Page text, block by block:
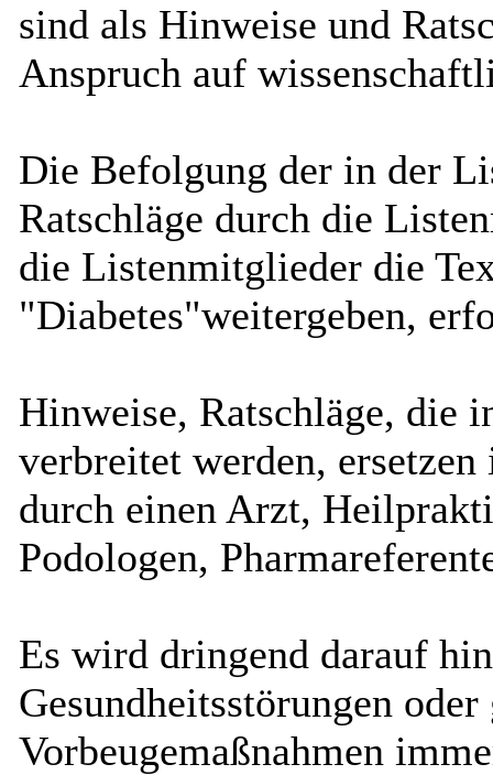
sind als Hinweise und
Anspruch auf
Die Befolgung der in der
Ratschläge durch die
die Listenmitglieder die
"Diabetes"weitergeben,
Hinweise, Ratschläge, die
verbreitet werden,
durch einen Arzt,
Podologen,
Es wird dringend darauf
Gesundheitsstörungen
Vorbeugemaßnahmen